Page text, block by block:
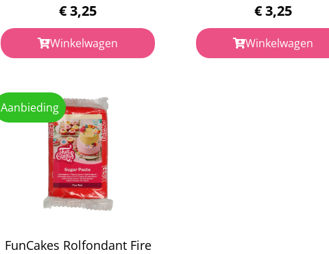
€3,25
Winkelwagen
€3,25
Winkelwagen
Aanbieding
FunCakes Rolfondant Fire